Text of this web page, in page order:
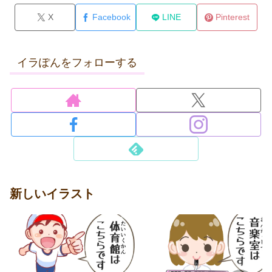
X Facebook LINE Pinterest
イラぽんをフォローする
新しいイラスト